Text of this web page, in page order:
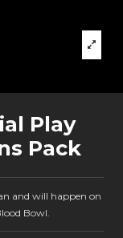
Play
Pack
and will happen on
Bowl.